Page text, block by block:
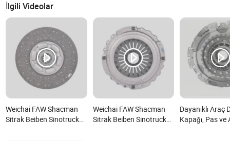
İlgili Videolar
Weichai FAW Shacman
Sitrak Beiben Sinotruck
Weichai FAW Shacman
Sitrak Beiben Sinotruck
Dayanıklı Araç
Kapağı, Pas ve